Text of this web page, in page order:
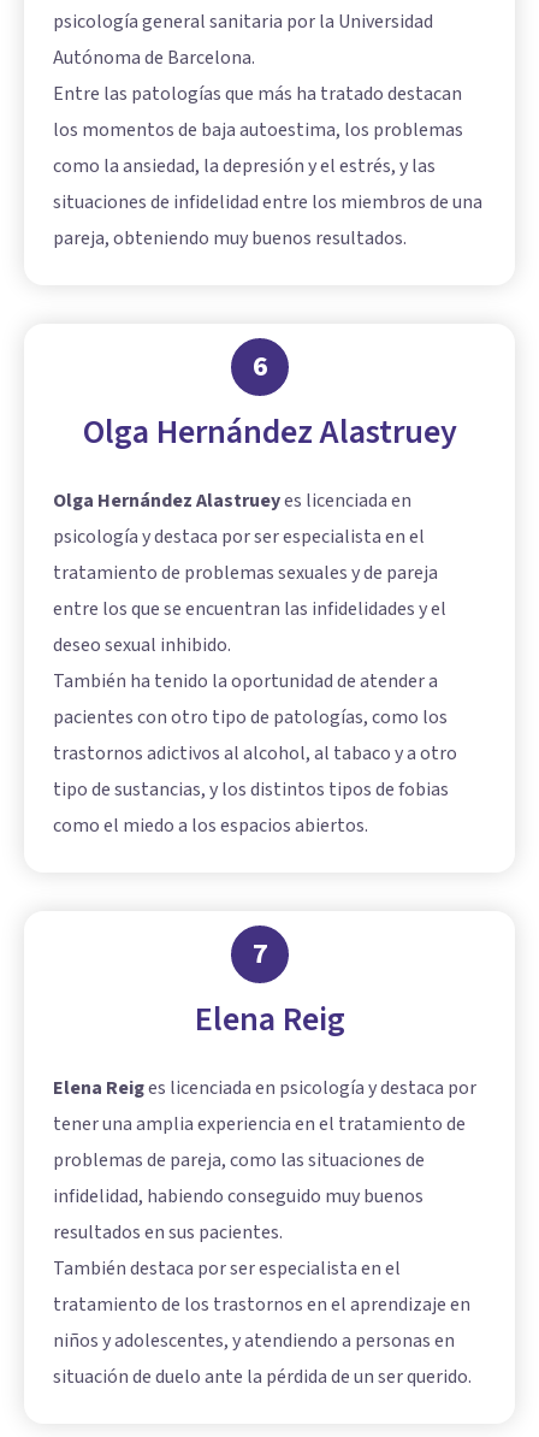
psicología general sanitaria por la Universidad
Autónoma de Barcelona.
Entre las patologías que más ha tratado destacan
los momentos de baja autoestima, los problemas
como la ansiedad, la depresión y el estrés, y las
situaciones de infidelidad entre los miembros de una
pareja, obteniendo muy buenos resultados.
6
Olga Hernández Alastruey
Olga Hernández Alastrueyes licenciada en
psicología y destaca por ser especialista en el
tratamiento de problemas sexuales y de pareja
entre los que se encuentran las infidelidades y el
deseo sexual inhibido.
También ha tenido la oportunidad de atender a
pacientes con otro tipo de patologías, como los
trastornos adictivos al alcohol, al tabaco y a otro
tipo de sustancias, y los distintos tipos de fobias
como el miedo a los espacios abiertos.
7
Elena Reig
Elena Reiges licenciada en psicología y destaca por
tener una amplia experiencia en el tratamiento de
problemas de pareja, como las situaciones de
infidelidad, habiendo conseguido muy buenos
resultados en sus pacientes.
También destaca por ser especialista en el
tratamiento de los trastornos en el aprendizaje en
niños y adolescentes, y atendiendo a personas en
situación de duelo ante la pérdida de un ser querido.